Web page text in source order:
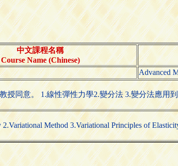
中文課程名稱
Course Name (Chinese)
Advanced
授同意。 1.線性彈性力學2.變分法 3.變分法應用
Method 3.Variational Principles of